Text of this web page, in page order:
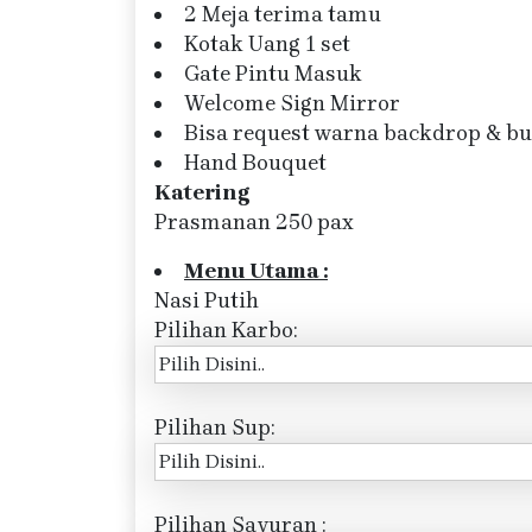
2 Meja terima tamu
Kotak Uang 1 set
Gate Pintu Masuk
Welcome Sign Mirror
Bisa request warna backdrop &
Hand Bouquet
Katering
Prasmanan 250 pax
Menu Utama :
Nasi Putih
Pilihan Karbo:
Pilihan Sup:
Pilihan Sayuran :